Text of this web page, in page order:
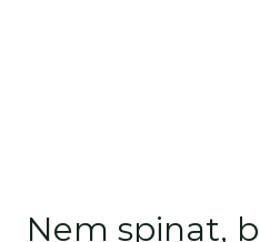
Nem spinat,